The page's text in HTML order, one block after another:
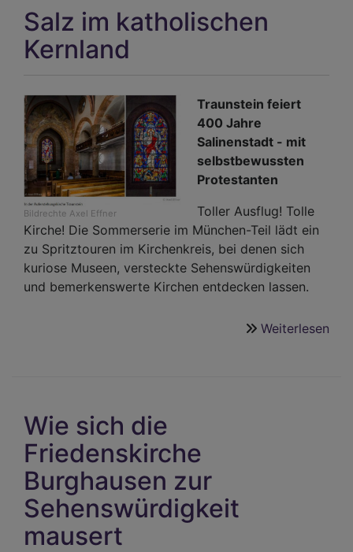
Salz im katholischen
Kernland
Bildrechte Axel Effner
Traunstein feiert
400 Jahre
Salinenstadt - mit
selbstbewussten
Protestanten
Toller Ausflug! Tolle
Kirche! Die Sommerserie im München-Teil lädt ein
zu Spritztouren im Kirchenkreis, bei denen sich
kuriose Museen, versteckte Sehenswürdigkeiten
und bemerkenswerte Kirchen entdecken lassen.
Weiterlesen
Wie sich die
Friedenskirche
Burghausen zur
Sehenswürdigkeit
mausert